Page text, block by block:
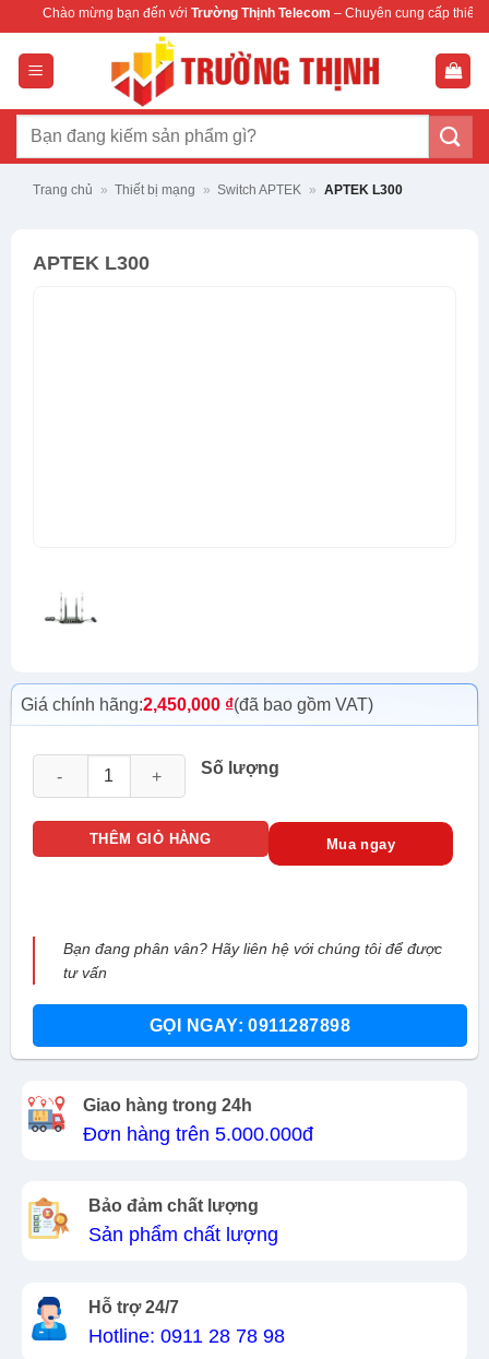
dung
bạn đến vớiTrường Thịnh Telecom– Chuyên cung cấp thiết bị mạng &
Tìm
Trang chủ » Thiết bị mạng » Switch APTEK » APTEK L300
APTEK L300
Giá chính hãng:2,450,000 ₫(đã bao gồm VAT)
Số lượng
APTEK L300 số lượng
THÊM GIỎ HÀNG Mua ngay
Bạn đang phân vân? Hãy liên hệ với chúng tôi để được
tư vấn
GỌI NGAY: 0911287898
Giao hàng trong 24h
Đơn hàng trên 5.000.000đ
Bảo đảm chất lượng
Sản phẩm chất lượng
Hỗ trợ 24/7
Hotline: 0911 28 78 98